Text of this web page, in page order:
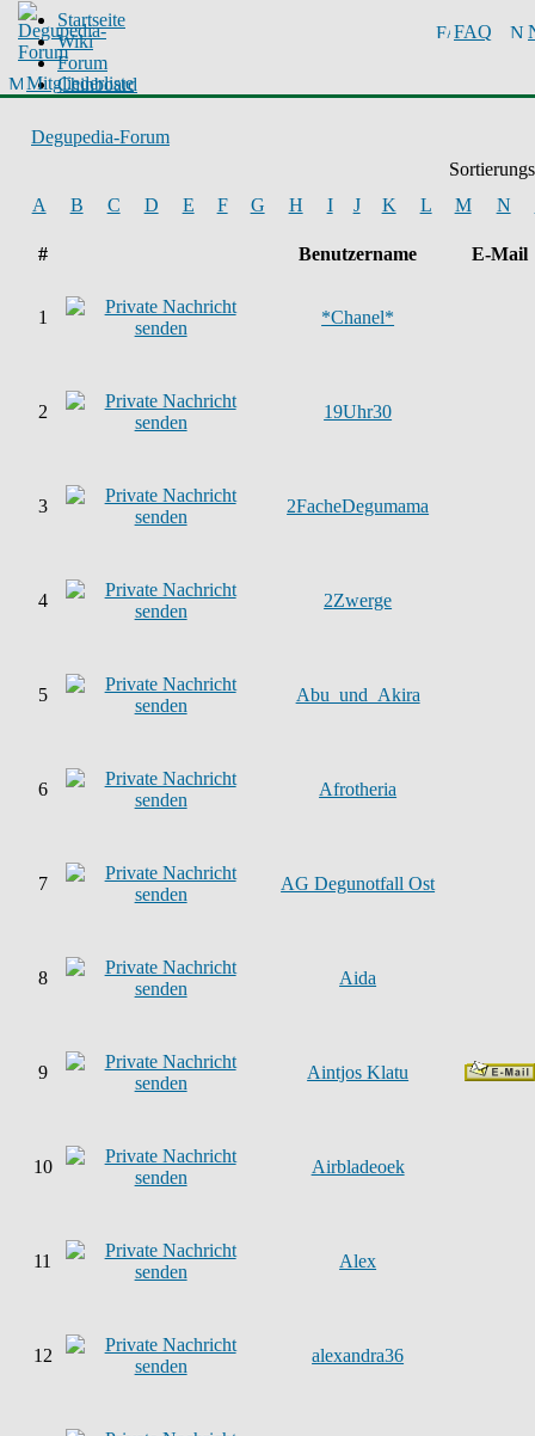
FAQ
Mitgliederliste
Startseite
Wiki
Forum
Chinboard
Degupedia-Forum
A
B C D E F G H I J K L M N
# Benutzername E-Mail
1 *Chanel*
2 19Uhr30
3 2FacheDegumama
4 2Zwerge
5 Abu_und_Akira
6 Afrotheria
7 AG Degunotfall Ost
8 Aida
9 Aintjos Klatu
10 Airbladeoek
11 Alex
12 alexandra36